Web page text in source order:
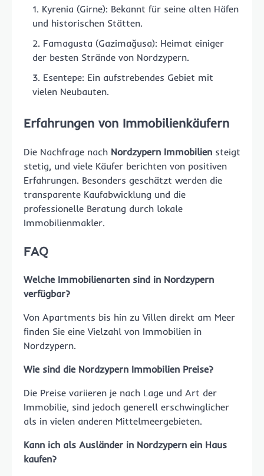
Kyrenia (Girne): Bekannt für seine alten Häfen
und historischen Stätten.
Famagusta (Gazimağusa): Heimat einiger
der besten Strände von Nordzypern.
Esentepe: Ein aufstrebendes Gebiet mit
vielen Neubauten.
Erfahrungen von Immobilienkäufern
Die Nachfrage nach Nordzypern Immobilien steigt
stetig, und viele Käufer berichten von positiven
Erfahrungen. Besonders geschätzt werden die
transparente Kaufabwicklung und die
professionelle Beratung durch lokale
Immobilienmakler.
FAQ
Welche Immobilienarten sind in Nordzypern
verfügbar?
Von Apartments bis hin zu Villen direkt am Meer
finden Sie eine Vielzahl von Immobilien in
Nordzypern.
Wie sind die Nordzypern Immobilien Preise?
Die Preise variieren je nach Lage und Art der
Immobilie, sind jedoch generell erschwinglicher
als in vielen anderen Mittelmeergebieten.
Kann ich als Ausländer in Nordzypern ein Haus
kaufen?